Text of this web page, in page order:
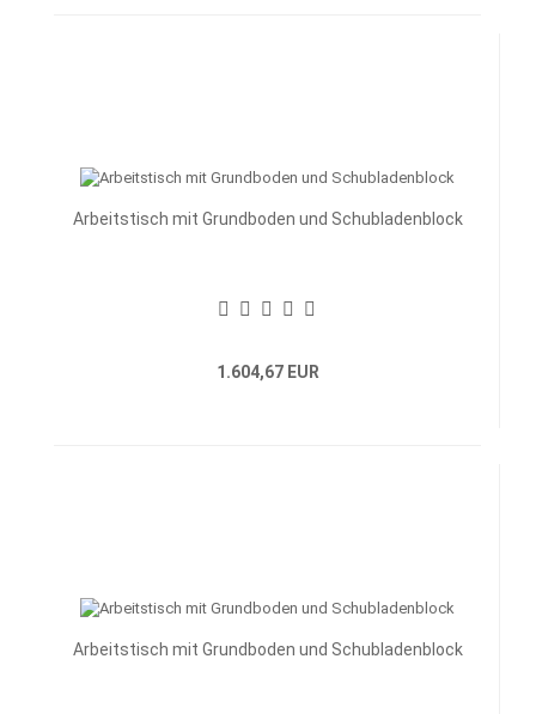
Arbeitstisch mit Grundboden und Schubladenblock
1.604,67 EUR
Arbeitstisch mit Grundboden und Schubladenblock